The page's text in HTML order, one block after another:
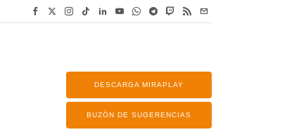
DESCARGA MIRAPLAY
BUZÓN DE SUGERENCIAS